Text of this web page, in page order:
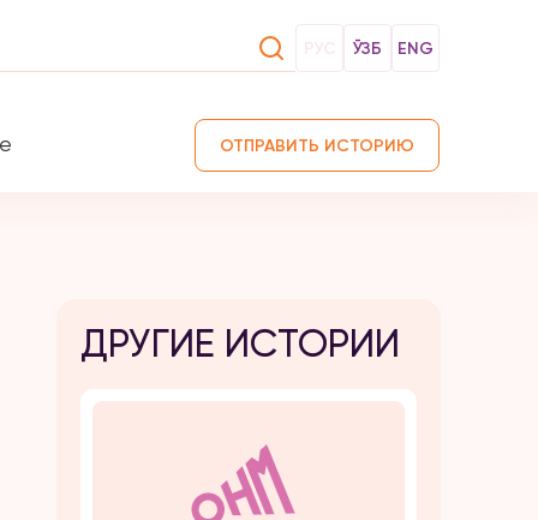
РУС ЎЗБ ENG
ОТПРАВИТЬ ИСТОРИЮ
ДРУГИЕ ИСТОРИИ